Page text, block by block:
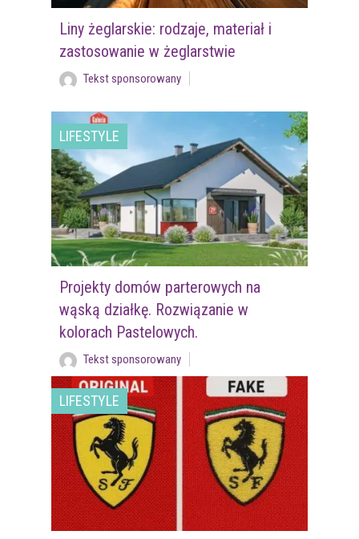
Liny żeglarskie: rodzaje, materiał i
zastosowanie w żeglarstwie
Tekst sponsorowany
LIFESTYLE
Projekty domów parterowych na
wąską działkę. Rozwiązanie w
kolorach Pastelowych.
Tekst sponsorowany
LIFESTYLE